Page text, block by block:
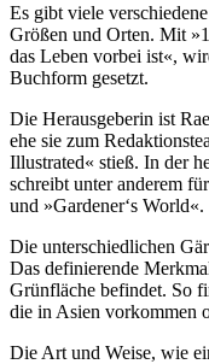
Es gibt viele
Größen und Orten. Mit
das Leben vorbei ist«,
Buchform gesetzt.
Die Herausgeberin ist
ehe sie zum
Illustrated« stieß. In der
schreibt unter anderem
und »Gardener‘s World«.
Die unterschiedlichen
Das definierende
Grünfläche befindet. So
die in Asien vorkommen
Die Art und Weise, wie